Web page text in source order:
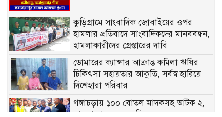
কুড়িগ্রামে সাংবাদিক জোবাইয়ের ওপর
হামলার প্রতিবাদে সাংবাদিকদের মানববন্ধন,
হামলাকারীদের গ্রেপ্তারের দাবি
ডোমারের ক্যান্সার আক্রান্ত কমিলা ঋষির
চিকিৎসা সহায়তার আকুতি, সর্বস্ব হারিয়ে
দিশেহারা পরিবার
গঙ্গাচড়ায় ১০০ বোতল মাদকসহ আটক ২,
মামলা দায়েরের প্রস্তুতি